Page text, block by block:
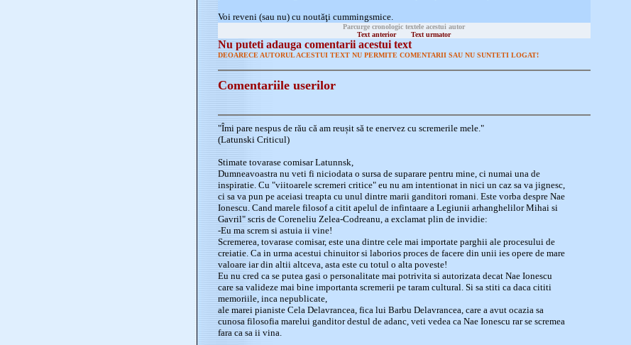
Voi reveni (sau nu) cu noutăţi cummingsmice.
Parcurge cronologic textele acestui autor
Text anterior
Text urmator
Nu puteti adauga comentarii acestui text
DEOARECE AUTORUL ACESTUI TEXT NU PERMITE COMENTARII SAU NU SUNTETI LOGAT!
Comentariile userilor
"Îmi pare nespus de rău că am reușit să te enervez cu scremerile mele."
(Latunski Criticul)
Stimate tovarase comisar Latunnsk,
Dumneavoastra nu veti fi niciodata o sursa de suparare pentru mine, ci numai una de
inspiratie. Cu "viitoarele scremeri critice" eu nu am intentionat in nici un caz sa va jignesc,
ci sa va pun pe aceiasi treapta cu unul dintre marii ganditori romani. Este vorba despre Nae
Ionescu. Cand marele filosof a citit apelul de infintaare a Legiunii arhanghelilor Mihai si
Gavril" scris de Coreneliu Zelea-Codreanu, a exclamat plin de invidie:
-Eu ma screm si astuia ii vine!
Scremerea, tovarase comisar, este una dintre cele mai importate parghii ale procesului de
creiatie. Ca in urma acestui chinuitor si laborios proces de facere din unii ies opere de mare
valoare iar din altii altceva, asta este cu totul o alta poveste!
Eu nu cred ca se putea gasi o personalitate mai potrivita si autorizata decat Nae Ionescu
care sa valideze mai bine importanta scremerii pe taram cultural. Si sa stiti ca daca cititi
memoriile, inca nepublicate,
ale marei pianiste Cela Delavrancea, fica lui Barbu Delavrancea, care a avut ocazia sa
cunosa filosofia marelui ganditor destul de adanc, veti vedea ca Nae Ionescu rar se scremea
fara ca sa ii vina.